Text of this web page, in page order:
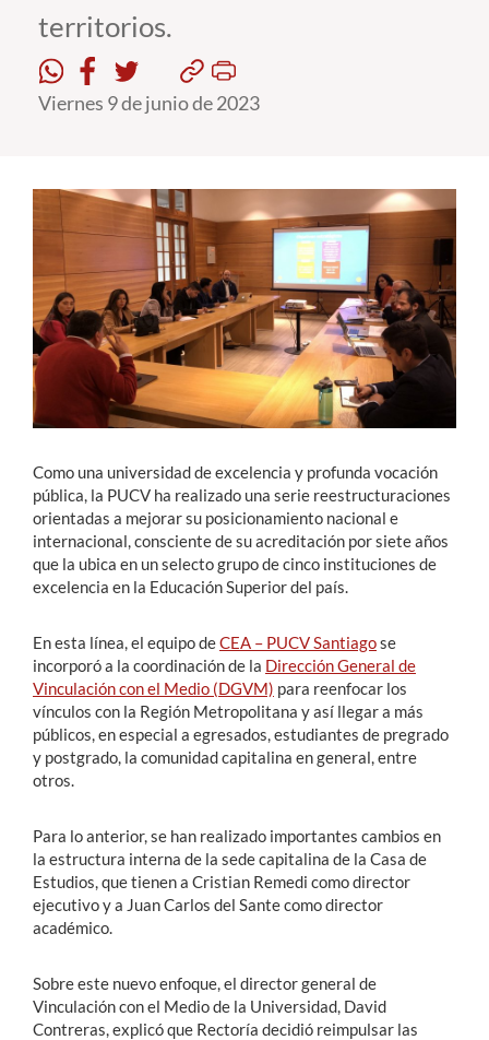
Formación Continua
Estudiantes
Alumni
English
territorios.
Viernes 9 de junio de 2023
Como una universidad de excelencia y profunda vocación
pública, la PUCV ha realizado una serie reestructuraciones
orientadas a mejorar su posicionamiento nacional e
internacional, consciente de su acreditación por siete años
que la ubica en un selecto grupo de cinco instituciones de
excelencia en la Educación Superior del país.
En esta línea, el equipo deCEA – PUCV Santiagose
incorporó a la coordinación de la Dirección General de
Vinculación con el Medio (DGVM) para reenfocar los
vínculos con la Región Metropolitana y así llegar a más
públicos, en especial a egresados, estudiantes de pregrado
y postgrado, la comunidad capitalina en general, entre
otros.
Para lo anterior, se han realizado importantes cambios en
la estructura interna de la sede capitalina de la Casa de
Estudios, que tienen a Cristian Remedi como director
ejecutivo y a Juan Carlos del Sante como director
académico.
Sobre este nuevo enfoque, el director general de
Vinculación con el Medio de la Universidad, David
Contreras, explicó que Rectoría decidió reimpulsar las